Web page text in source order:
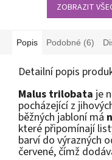
ZOBRAZIT
Popis Podobné (6)
Detailní popis
Malus trilobata je
pocházející z
běžných jabloní má
které připomínají
barví do výrazných
červené, čímž